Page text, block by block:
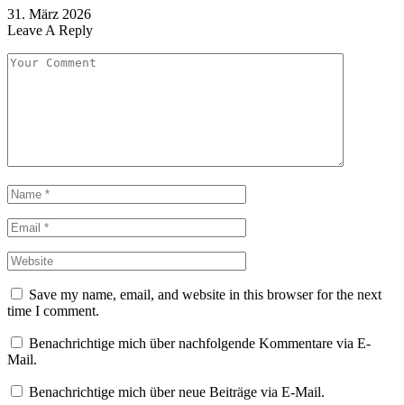
31. März 2026
Leave A Reply
Save my name, email, and website in this browser for the next
time I comment.
Benachrichtige mich über nachfolgende Kommentare via E-
Mail.
Benachrichtige mich über neue Beiträge via E-Mail.